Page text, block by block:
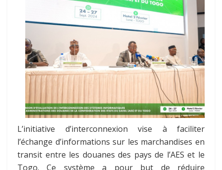
L’initiative d’interconnexion vise à faciliter
l’échange d’informations sur les marchandises en
transit entre les douanes des pays de l’AES et le
Togo. Ce système a pour but de réduire